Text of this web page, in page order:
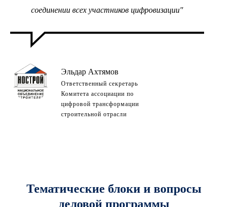
соединении всех участников цифровизации"
Эльдар Ахтямов
Ответственный секретарь
Комитета ассоциации по
цифровой трансформации
строительной отрасли
Тематические блоки и вопросы
деловой программы